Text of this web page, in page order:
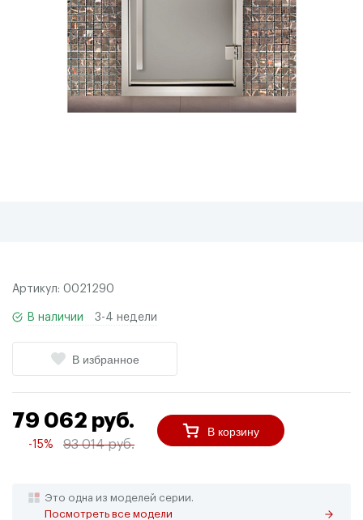
Артикул: 0021290
В наличии 3-4 недели
В избранное
79 062 руб.
-15% 93 014 руб.
В корзину
Это одна из моделей серии.
Посмотреть все модели